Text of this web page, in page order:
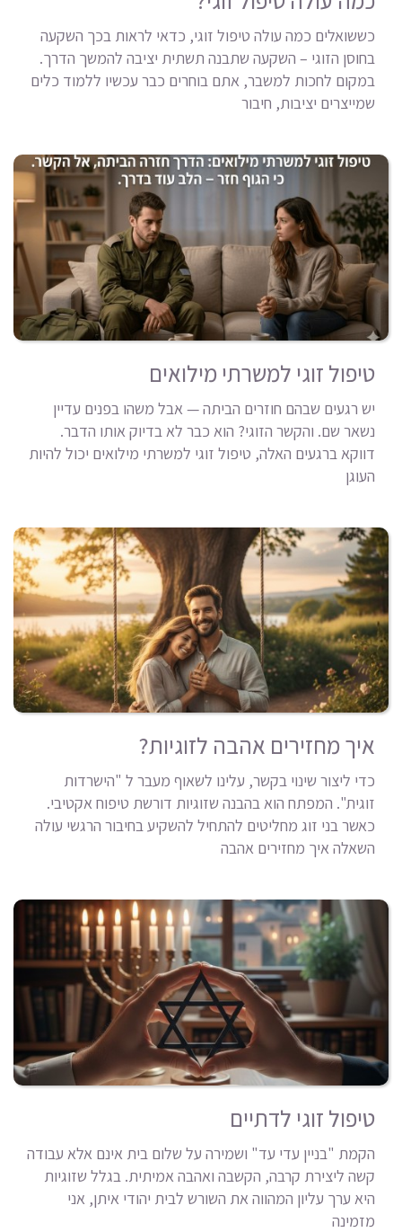
כששואלים כמה עולה טיפול זוגי, כדאי לראות בכך השקעה
בחוסן הזוגי – השקעה שתבנה תשתית יציבה להמשך הדרך.
במקום לחכות למשבר, אתם בוחרים כבר עכשיו ללמוד כלים
שמייצרים יציבות, חיבור
טיפול זוגי למשרתי מילואים
יש רגעים שבהם חוזרים הביתה — אבל משהו בפנים עדיין
נשאר שם. והקשר הזוגי? הוא כבר לא בדיוק אותו הדבר.
דווקא ברגעים האלה, טיפול זוגי למשרתי מילואים יכול להיות
העוגן
איך מחזירים אהבה לזוגיות?
כדי ליצור שינוי בקשר, עלינו לשאוף מעבר ל "הישרדות
זוגית". המפתח הוא בהבנה שזוגיות דורשת טיפוח אקטיבי.
כאשר בני זוג מחליטים להתחיל להשקיע בחיבור הרגשי עולה
השאלה איך מחזירים אהבה
טיפול זוגי לדתיים
הקמת "בניין עדי עד" ושמירה על שלום בית אינם אלא עבודה
קשה ליצירת קרבה, הקשבה ואהבה אמיתית. בגלל שזוגיות
היא ערך עליון המהווה את השורש לבית יהודי איתן, אני
מזמינה